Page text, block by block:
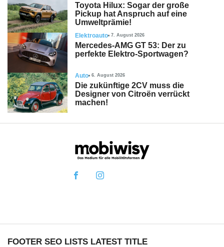
Toyota Hilux: Sogar der große
Pickup hat Anspruch auf eine
Umweltprämie!
Elektroauto 7. August 2026
Mercedes-AMG GT 53: Der zu
perfekte Elektro-Sportwagen?
Auto 6. August 2026
Die zukünftige 2CV muss die
Designer von Citroën verrückt
machen!
FOOTER SEO LISTS LATEST TITLE